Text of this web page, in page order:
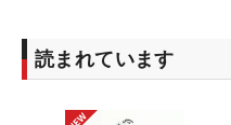
読まれています